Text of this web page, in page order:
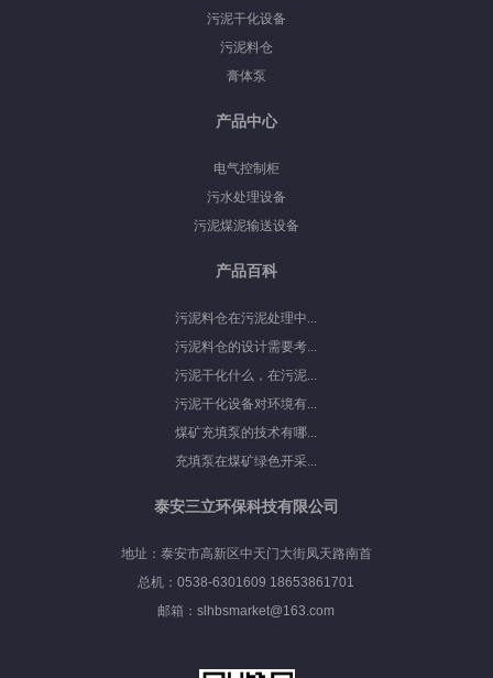
污泥干化设备
污泥料仓
膏体泵
产品中心
电气控制柜
污水处理设备
污泥煤泥输送设备
产品百科
污泥料仓在污泥处理中...
污泥料仓的设计需要考...
污泥干化什么，在污泥...
污泥干化设备对环境有...
煤矿充填泵的技术有哪...
充填泵在煤矿绿色开采...
泰安三立环保科技有限公司
地址：泰安市高新区中天门大街凤天路南首
总机：0538-6301609 18653861701
邮箱：slhbsmarket@163.com